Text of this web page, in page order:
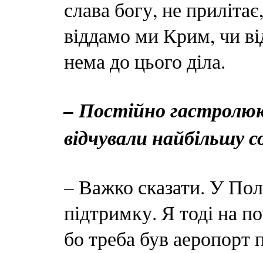
слава богу, не
віддамо ми Крим, чи
нема до цього діла.
– Постійно
відчували найбільшу
– Важко сказати. У
підтримку. Я тоді на
бо треба був аеропорт